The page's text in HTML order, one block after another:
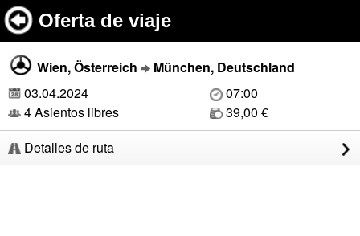
Oferta de viaje
Wien, Österreich
München, Deutschland
03.04.2024
07:00
4 Asientos libres
39,00 €
Detalles de ruta